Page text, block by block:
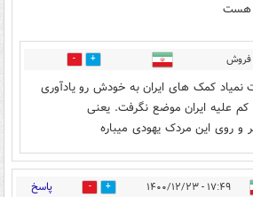
هست
فروش 4
کمک های ایران به خودش رو یادآوری
علیه ایران موضع نگرفت. یعنی
و روی این مردک یهودی میباره
۱۷:۴۹ - ۱۴۰۰/۱۲/۲۳ 4 پاسخ